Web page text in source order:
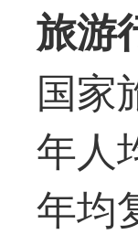
旅游
国家
年人
年均